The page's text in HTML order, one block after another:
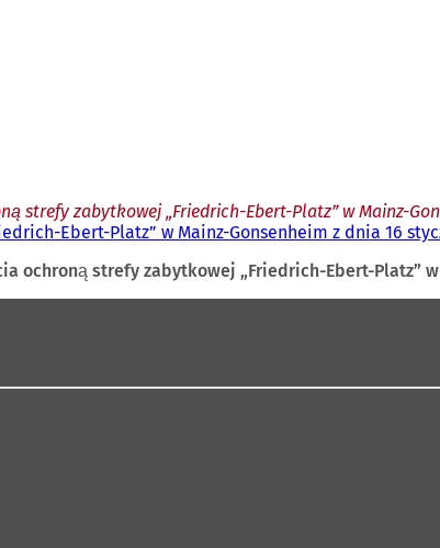
strefy zabytkowej „Friedrich-Ebert-Platz” w Mainz-
Ebert-Platz” w Mainz-Gonsenheim z dnia 16
ochroną strefy zabytkowej „Friedrich-Ebert-Platz”